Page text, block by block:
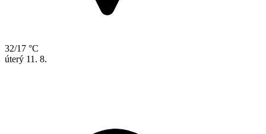
32/17 °C
úterý 11. 8.